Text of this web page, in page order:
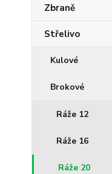
Zbraně
Střelivo
Kulové
Brokové
Ráže 12
Ráže 16
Ráže 20